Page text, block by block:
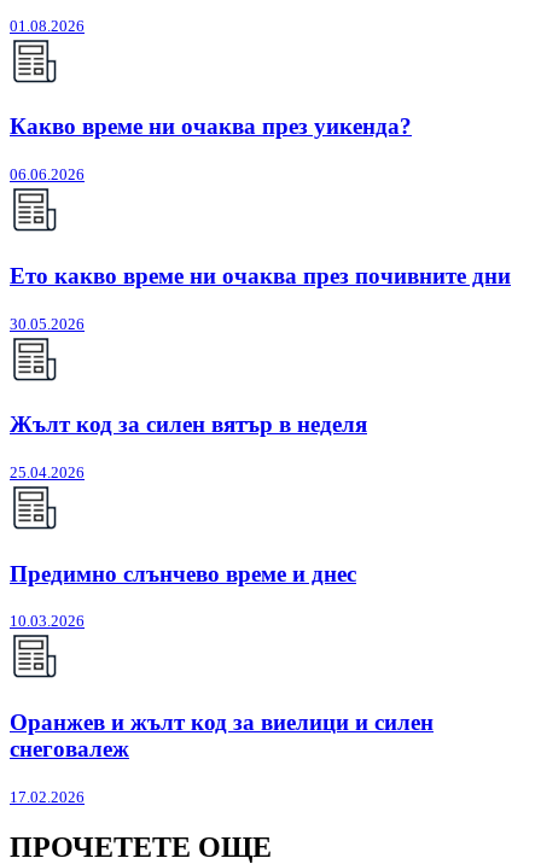
01.08.2026
Какво време ни очаква през уикенда?
06.06.2026
Ето какво време ни очаква през почивните дни
30.05.2026
Жълт код за силен вятър в неделя
25.04.2026
Предимно слънчево време и днес
10.03.2026
Оранжев и жълт код за виелици и силен
снеговалеж
17.02.2026
ПРОЧЕТЕТЕ ОЩЕ